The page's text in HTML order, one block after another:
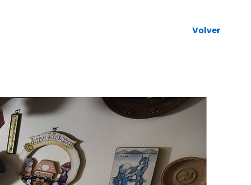
Volver